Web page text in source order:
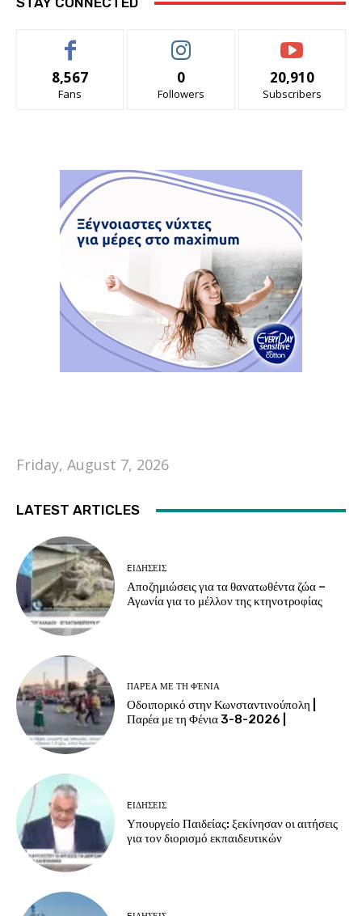
8,567
Fans
0
Followers
20,910
Subscribers
Friday, August 7, 2026
LATEST ARTICLES
EΙΔΗΣΕΙΣ
Αποζημιώσεις για τα θανατωθέντα ζώα –
Αγωνία για το μέλλον της κτηνοτροφίας
ΠΑΡΈΑ ΜΕ ΤΗ ΦΈΝΙΑ
Οδοιπορικό στην Κωνσταντινούπολη |
Παρέα με τη Φένια 3-8-2026 |
EΙΔΗΣΕΙΣ
Υπουργείο Παιδείας: ξεκίνησαν οι αιτήσεις
για τον διορισμό εκπαιδευτικών